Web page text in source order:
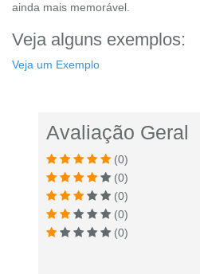
ainda mais memorável.
Veja alguns exemplos:
Veja um Exemplo
Avaliação Geral
(0)
(0)
(0)
(0)
(0)